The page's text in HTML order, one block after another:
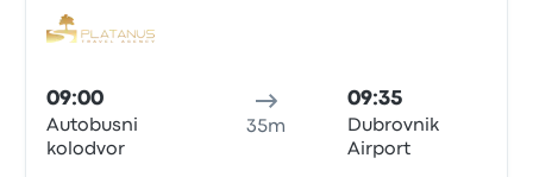
09:00
Autobusni
kolodvor
35m
09:35
Dubrovnik
Airport